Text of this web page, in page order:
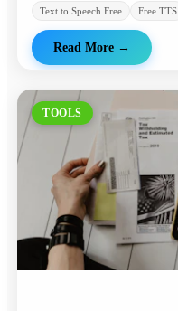
Text to Speech Free Free TTS
Read More →
TOOLS